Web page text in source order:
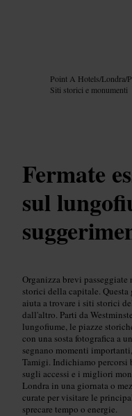
Point A Hotels/Londra/
Siti storici e monumenti
Fermate
sul
Organizza brevi
storici della capitale.
aiuta a trovare i siti storici
dall'altro. Parti da
lungofiume, le piazze
con una sosta fotografica a
segnano momenti
Tamigi. Indichiamo
sugli accessi e i migliori
Londra in una giornata o
curate per visitare le
sprecare tempo o energie.